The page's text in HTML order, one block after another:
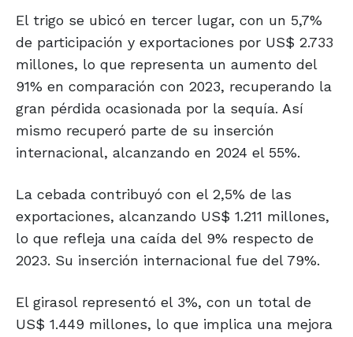
El trigo se ubicó en tercer lugar, con un 5,7%
de participación y exportaciones por US$ 2.733
millones, lo que representa un aumento del
91% en comparación con 2023, recuperando la
gran pérdida ocasionada por la sequía. Así
mismo recuperó parte de su inserción
internacional, alcanzando en 2024 el 55%.
La cebada contribuyó con el 2,5% de las
exportaciones, alcanzando US$ 1.211 millones,
lo que refleja una caída del 9% respecto de
2023. Su inserción internacional fue del 79%.
El girasol representó el 3%, con un total de
US$ 1.449 millones, lo que implica una mejora